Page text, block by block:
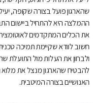
שהארגון פועל בצורה שקופה,
ההמלצה היא להתחיל ביישום
את הכלים המתקדמים לאוטומציה
חשוב לוודא שקיימת תמיכה
ולבחון את העלות מול התועלת
להבטיח שהארגון מנצל את
האנושיים בצורה המיטבית.